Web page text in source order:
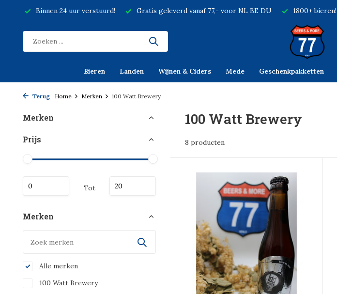
Binnen 24 uur verstuurd! Gratis geleverd vanaf 77,- voor NL BE DU 1800+ bieren!
Bieren Landen Wijnen & Ciders Mede Geschenkpakketten
Terug Home Merken 100 Watt Brewery
Merken
Prijs
Tot
Merken
Alle merken
100 Watt Brewery
100 Watt Brewery
8 producten